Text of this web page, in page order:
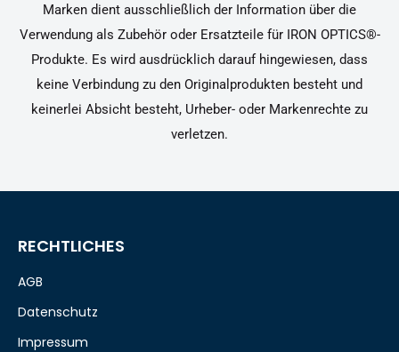
Marken dient ausschließlich der Information über die
Verwendung als Zubehör oder Ersatzteile für IRON OPTICS®-
Produkte. Es wird ausdrücklich darauf hingewiesen, dass
keine Verbindung zu den Originalprodukten besteht und
keinerlei Absicht besteht, Urheber- oder Markenrechte zu
verletzen.
RECHTLICHES
AGB
Datenschutz
Impressum